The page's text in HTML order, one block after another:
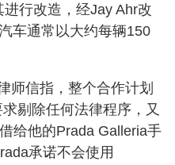
行改造，经Jay Ahr改
车通常以大约每辆150
师信指，整个合作计划
剔除任何法律程序，又
给他的Prada Galleria手
承诺不会使用